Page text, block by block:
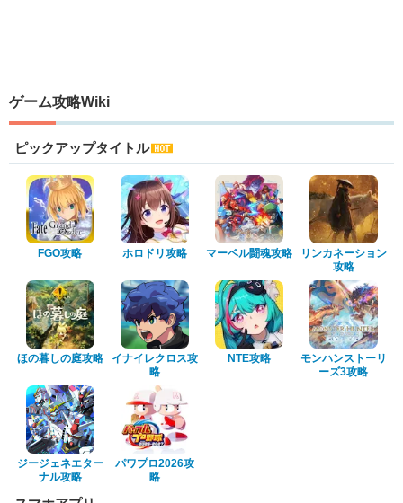
ゲーム攻略Wiki
ピックアップタイトル
FGO攻略 ホロドリ攻略 マーベル闘魂攻略
リンカネーション
攻略
ほの暮しの庭攻略
イナイレクロス攻
略
NTE攻略
モンハンストーリ
ーズ3攻略
ジージェネエター
ナル攻略
パワプロ2026攻
略